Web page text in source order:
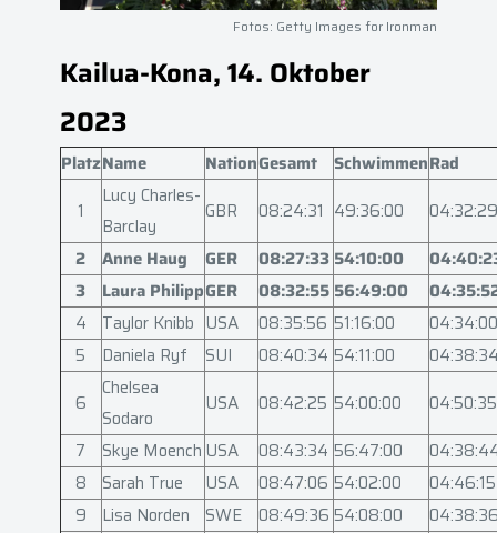
Fotos: Getty Images for Ironman
Kailua-Kona, 14. Oktober
2023
PlatzName NationGesamt SchwimmenRad
1
Lucy Charles-
Barclay
GBR 08:24:31 49:36:00
04:32:29
2
Anne Haug GER 08:27:33 54:10:00
3
Laura PhilippGER 08:32:55 56:49:00
4
Taylor Knibb USA 08:35:56 51:16:00
04:34:00
5
Daniela Ryf SUI 08:40:34 54:11:00
6
Chelsea
Sodaro
USA 08:42:25 54:00:00
04:50:35
7
Skye Moench USA 08:43:34 56:47:00
8
Sarah True USA 08:47:06 54:02:00
04:46:15
9
Lisa Norden SWE 08:49:36 54:08:00